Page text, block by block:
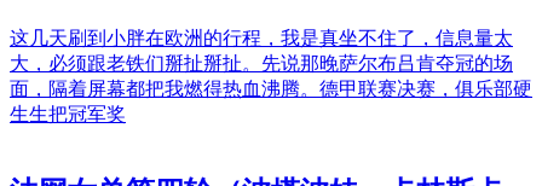
这几天刷到小胖在欧洲的行程，我是真坐不住了，信息量太
大，必须跟老铁们掰扯掰扯。先说那晚萨尔布吕肯夺冠的场
面，隔着屏幕都把我燃得热血沸腾。德甲联赛决赛，俱乐部硬
生生把冠军奖